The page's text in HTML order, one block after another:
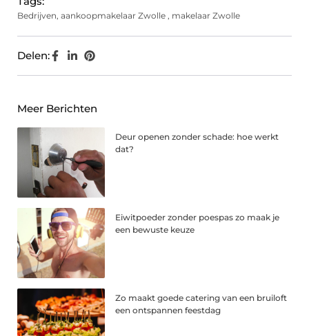
Bedrijven, aankoopmakelaar Zwolle , makelaar Zwolle
Delen:
Meer Berichten
Deur openen zonder schade: hoe werkt
dat?
Eiwitpoeder zonder poespas zo maak je
een bewuste keuze
Zo maakt goede catering van een bruiloft
een ontspannen feestdag